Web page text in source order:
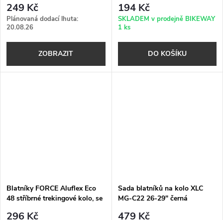
249 Kč
Plánovaná dodací lhuta:
20.08.26
ZOBRAZIT
194 Kč
SKLADEM v prodejně BIKEWAY
1 ks
DO KOŠÍKU
Blatníky FORCE Aluflex Eco
48 stříbrné trekingové kolo, se
296 Kč
Sada blatníků na kolo XLC
MG-C22 26-29" černá
479 Kč